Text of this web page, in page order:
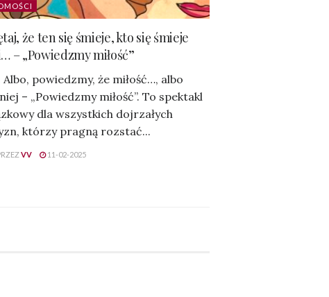
że ten się śmieje, kto się śmieje
– „Powiedzmy miłość”
Albo, powiedzmy, że miłość…, albo
– „Powiedzmy miłość”. To spektakl
dla wszystkich dojrzałych
którzy pragną rozstać...
VV 11-02-2025